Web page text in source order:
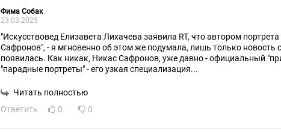
Фима Собак
23.03.2025
"Искусствовед Елизавета Лихачева заявила RT, что автором
Сафронов", - я мгновенно об этом же подумала, лишь только
появилась. Как никак, Никас Сафронов, уже давно - официальный
"парадные портреты" - его узкая специализация...
Читать полностью
Ответить
0 0